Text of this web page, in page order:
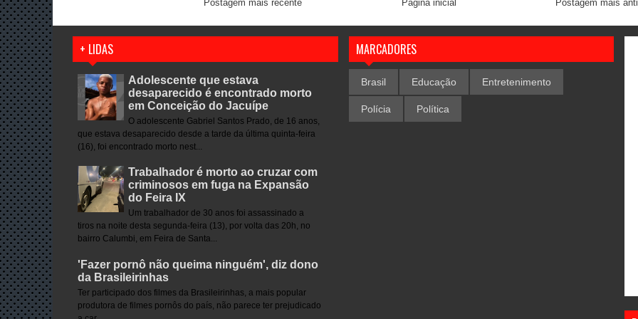
Postagem mais recente Postagem mais
Página inicial
+ LIDAS
Adolescente que estava
desaparecido é encontrado morto
em Conceição do Jacuípe
O adolescente Gabriel Santos Prado, de 16 anos,
que estava desaparecido desde a tarde da última quinta-feira
(16), foi encontrado morto nest...
Trabalhador é morto ao cruzar com
criminosos em fuga na Expansão
do Feira IX
Um trabalhador de 30 anos foi assassinado a
tiros na noite desta segunda-feira (13), por volta das 20h, no
bairro Calumbi, em Feira de Santa...
'Fazer pornô não queima ninguém', diz dono
da Brasileirinhas
Ter participado dos filmes da Brasileirinhas, a mais popular
produtora de filmes pornôs do país, não parece ter prejudicado
MARCADORES
Brasil Educação Entretenimento
Polícia Política